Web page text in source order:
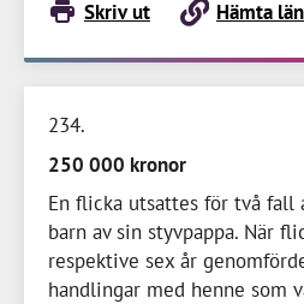
Skriv ut Hämta
234
250 000 kronor
En flicka utsattes för två fall
barn av sin styvpappa. När
respektive sex år
handlingar med henne som